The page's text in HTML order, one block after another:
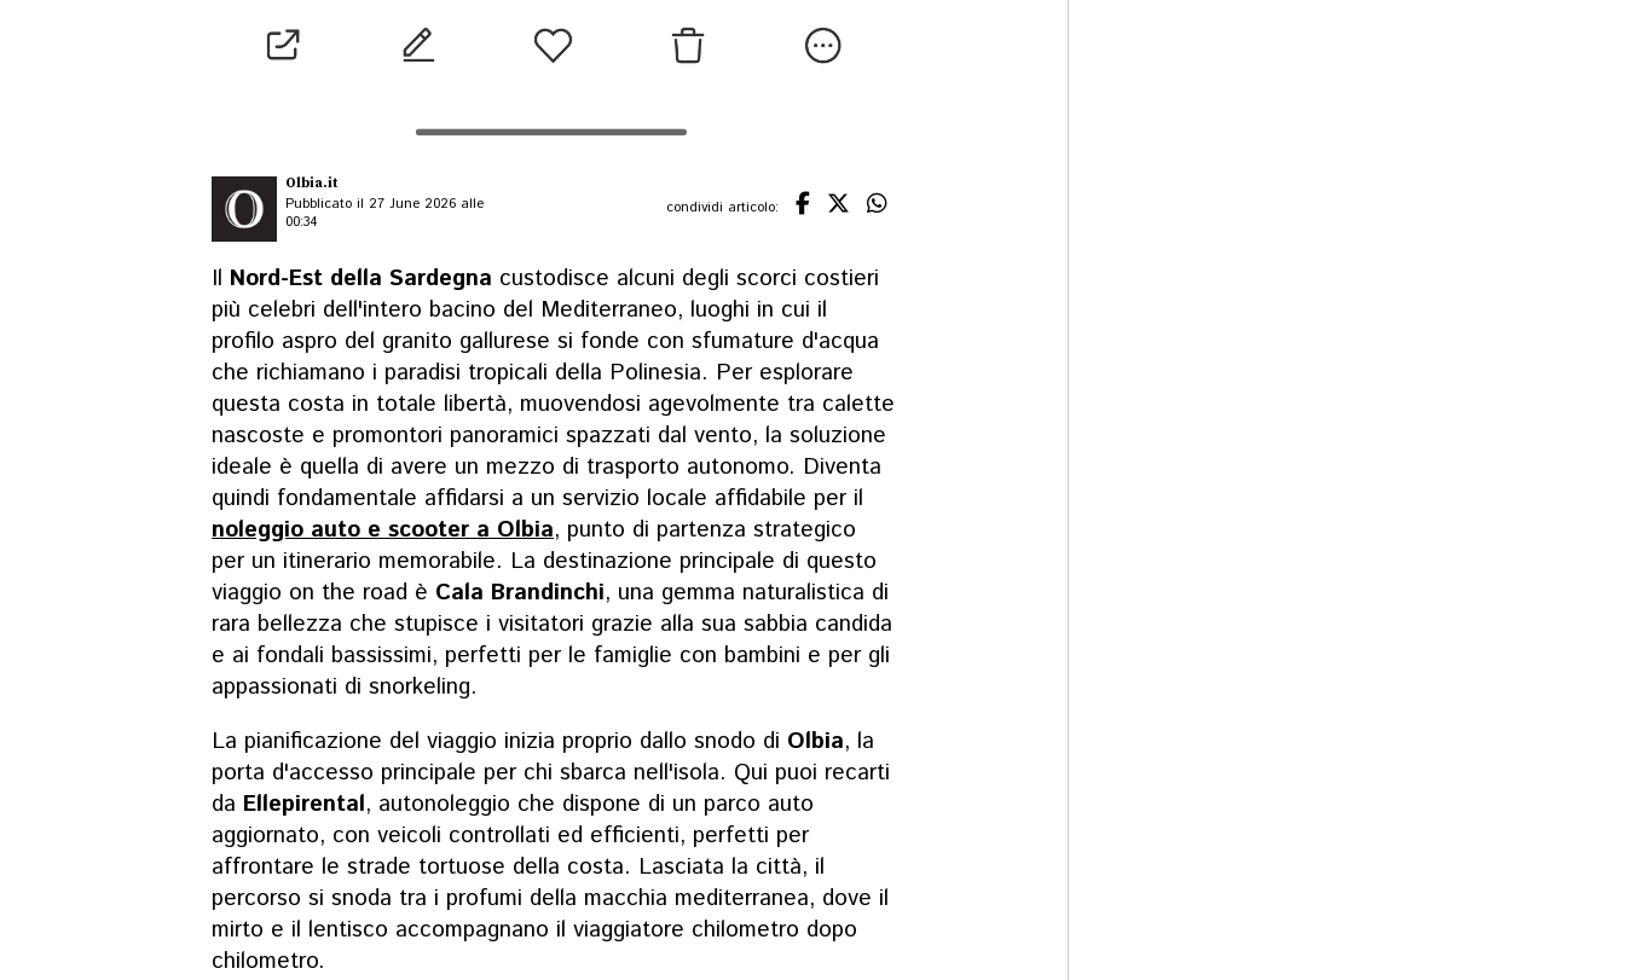
Olbia.it
Pubblicato il 27 June 2026 alle
00:34
condividi articolo:
Il Nord-Est della Sardegna custodisce alcuni degli scorci costieri
più celebri dell'intero bacino del Mediterraneo, luoghi in cui il
profilo aspro del granito gallurese si fonde con sfumature d'acqua
che richiamano i paradisi tropicali della Polinesia. Per esplorare
questa costa in totale libertà, muovendosi agevolmente tra calette
nascoste e promontori panoramici spazzati dal vento, la soluzione
ideale è quella di avere un mezzo di trasporto autonomo. Diventa
quindi fondamentale affidarsi a un servizio locale affidabile per il
noleggio auto e scooter a Olbia, punto di partenza strategico
per un itinerario memorabile. La destinazione principale di questo
viaggio on the road è Cala Brandinchi, una gemma naturalistica di
rara bellezza che stupisce i visitatori grazie alla sua sabbia candida
e ai fondali bassissimi, perfetti per le famiglie con bambini e per gli
appassionati di snorkeling.
La pianificazione del viaggio inizia proprio dallo snodo di Olbia, la
porta d'accesso principale per chi sbarca nell'isola. Qui puoi recarti
da Ellepirental, autonoleggio che dispone di un parco auto
aggiornato, con veicoli controllati ed efficienti, perfetti per
affrontare le strade tortuose della costa. Lasciata la città, il
percorso si snoda tra i profumi della macchia mediterranea, dove il
mirto e il lentisco accompagnano il viaggiatore chilometro dopo
chilometro.